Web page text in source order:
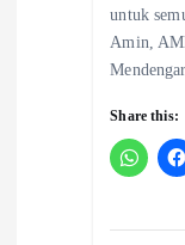
untuk
Amin,
Share this: